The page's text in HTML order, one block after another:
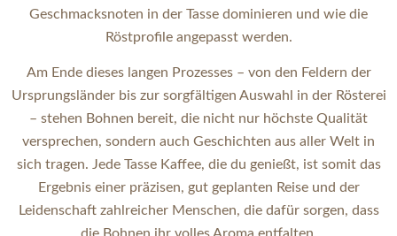
Geschmacksnoten in der Tasse dominieren und wie die
Röstprofile angepasst werden.
Am Ende dieses langen Prozesses – von den Feldern der
Ursprungsländer bis zur sorgfältigen Auswahl in der Rösterei
– stehen Bohnen bereit, die nicht nur höchste Qualität
versprechen, sondern auch Geschichten aus aller Welt in
sich tragen. Jede Tasse Kaffee, die du genießt, ist somit das
Ergebnis einer präzisen, gut geplanten Reise und der
Leidenschaft zahlreicher Menschen, die dafür sorgen, dass
die Bohnen ihr volles Aroma entfalten.